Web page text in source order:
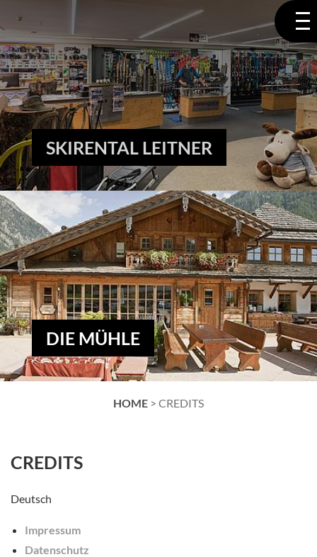
SKIRENTAL LEITNER
DIE MÜHLE
HOME > CREDITS
CREDITS
Deutsch
Impressum
Datenschutz